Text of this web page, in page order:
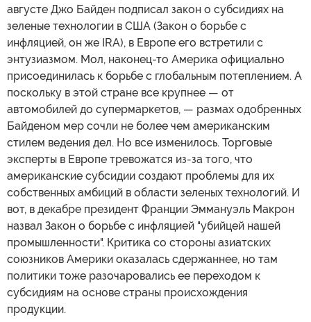
августе Джо Байден подписал закон о субсидиях на
зеленые технологии в США (Закон о борьбе с
инфляцией, он же IRA), в Европе его встретили с
энтузиазмом. Мол, наконец-то Америка официально
присоединилась к борьбе с глобальным потеплением. А
поскольку в этой стране все крупнее — от
автомобилей до супермаркетов, — размах одобренных
Байденом мер сочли не более чем американским
стилем ведения дел. Но все изменилось. Торговые
эксперты в Европе тревожатся из-за того, что
американские субсидии создают проблемы для их
собственных амбиций в области зеленых технологий. И
вот, в декабре президент Франции Эммануэль Макрон
назвал Закон о борьбе с инфляцией "убийцей нашей
промышленности". Критика со стороны азиатских
союзников Америки оказалась сдержаннее, но там
политики тоже разочаровались ее переходом к
субсидиям на основе страны происхождения
продукции.